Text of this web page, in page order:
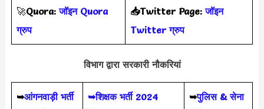
🚀Quora:जॉइन Quora
ग्रुप
📥Twitter Page:जॉइन
Twitter ग्रुप
विभाग द्वारा सरकारी नौकरियां
➥आंगनवाड़ी भर्ती
➥शिक्षक भर्ती 2024
➥पुलिस & सेना